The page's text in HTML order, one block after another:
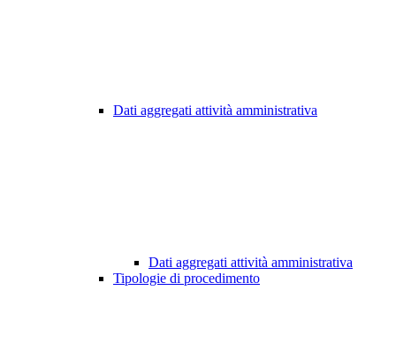
Dati aggregati attività amministrativa
Dati aggregati attività amministrativa
Tipologie di procedimento